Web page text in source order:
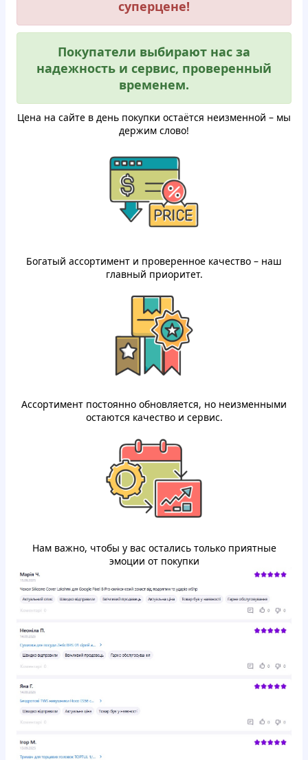
суперцене!
Покупатели выбирают нас за
надежность и сервис, проверенный
временем.
Цена на сайте в день покупки остаётся неизменной – мы
держим слово!
Богатый ассортимент и проверенное качество – наш
главный приоритет.
Ассортимент постоянно обновляется, но неизменными
остаются качество и сервис.
Нам важно, чтобы у вас остались только приятные
эмоции от покупки